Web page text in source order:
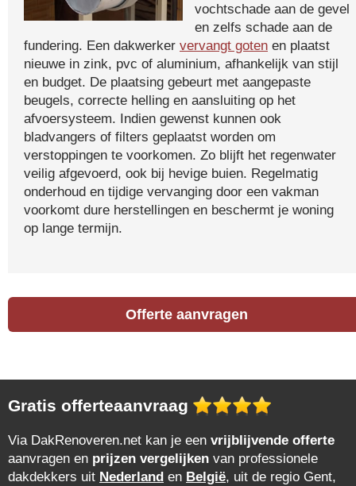
vochtschade aan de gevel
en zelfs schade aan de
fundering. Een dakwerker vervangt goten en plaatst
nieuwe in zink, pvc of aluminium, afhankelijk van stijl
en budget. De plaatsing gebeurt met aangepaste
beugels, correcte helling en aansluiting op het
afvoersysteem. Indien gewenst kunnen ook
bladvangers of filters geplaatst worden om
verstoppingen te voorkomen. Zo blijft het regenwater
veilig afgevoerd, ook bij hevige buien. Regelmatig
onderhoud en tijdige vervanging door een vakman
voorkomt dure herstellingen en beschermt je woning
op lange termijn.
Offerte aanvragen
Gratis offerteaanvraag
Via DakRenoveren.net kan je een vrijblijvende offerte
aanvragen en prijzen vergelijken van professionele
dakdekkers uit Nederland en België, uit de regio Gent,